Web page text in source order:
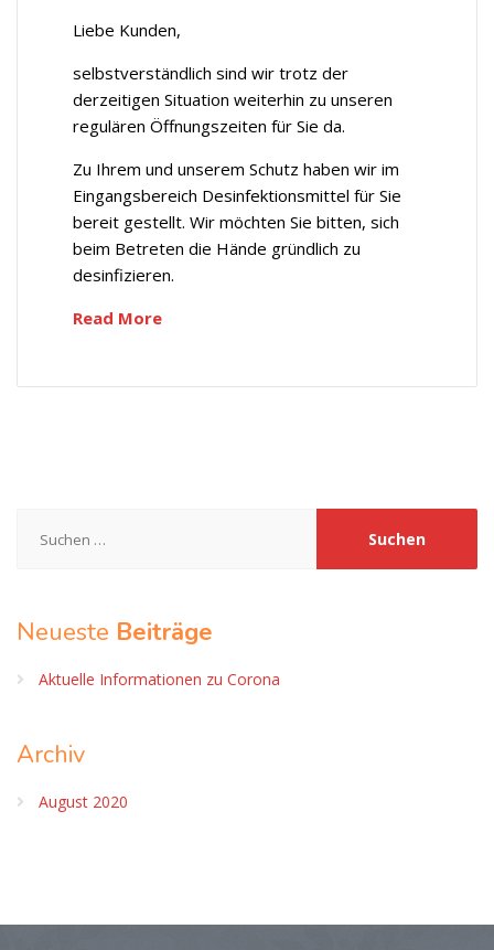
Liebe Kunden,
selbstverständlich sind wir trotz der
derzeitigen Situation weiterhin zu unseren
regulären Öffnungszeiten für Sie da.
Zu Ihrem und unserem Schutz haben wir im
Eingangsbereich Desinfektionsmittel für Sie
bereit gestellt. Wir möchten Sie bitten, sich
beim Betreten die Hände gründlich zu
desinfizieren.
Read More
nach:
Neueste Beiträge
Aktuelle Informationen zu Corona
Archiv
August 2020